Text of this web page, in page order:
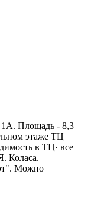
Площадь - 8,3
этаже ТЦ
в ТЦ· все
Коласа.
Можно